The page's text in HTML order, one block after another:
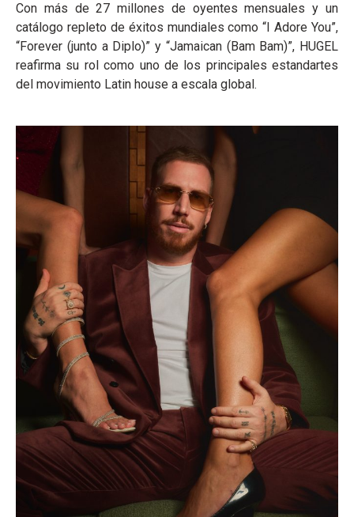
Con más de 27 millones de oyentes mensuales y un
catálogo repleto de éxitos mundiales como “I Adore You”,
“Forever (junto a Diplo)” y “Jamaican (Bam Bam)”, HUGEL
reafirma su rol como uno de los principales estandartes
del movimiento Latin house a escala global.